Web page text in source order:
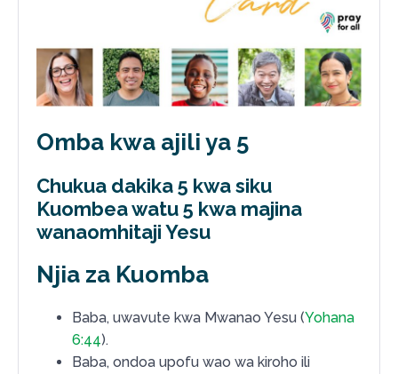
Omba kwa ajili ya 5
Chukua dakika 5 kwa siku
Kuombea watu 5 kwa majina
wanaomhitaji Yesu
Njia za Kuomba
Baba, uwavute kwa Mwanao Yesu (Yohana
6:44).
Baba, ondoa upofu wao wa kiroho ili